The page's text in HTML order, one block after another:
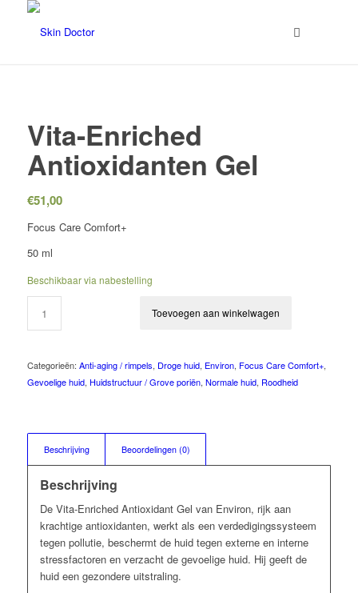
Vita-Enriched
Antioxidanten Gel
€51,00
Focus Care Comfort+
50 ml
Beschikbaar via nabestelling
Toevoegen aan winkelwagen
Categorieën: Anti-aging / rimpels, Droge huid, Environ, Focus Care Comfort+,
Gevoelige huid, Huidstructuur / Grove poriën, Normale huid, Roodheid
Beschrijving Beoordelingen (0)
Beschrijving
De Vita-Enriched Antioxidant Gel van Environ, rijk aan
krachtige antioxidanten, werkt als een verdedigingssysteem
tegen pollutie, beschermt de huid tegen externe en interne
stressfactoren en verzacht de gevoelige huid. Hij geeft de
huid een gezondere uitstraling.